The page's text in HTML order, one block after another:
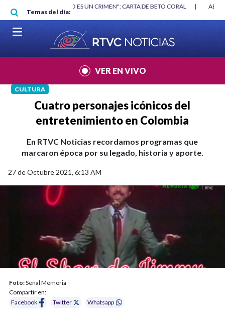
Pasar al contenido principal
Temas del día:
"HABLAR NO ES UN CRIMEN": CARTA DE BETO CORAL
VER EN VIVO
CULTURA
Cuatro personajes icónicos del
entretenimiento en Colombia
En RTVC Noticias recordamos programas que
marcaron época por su legado, historia y aporte.
27 de Octubre 2021, 6:13 AM
Foto:Señal Memoria
Compartir en:
Facebook
Twitter Whatsapp